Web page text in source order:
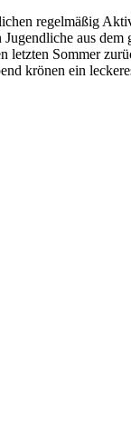
regelmäßig
aus dem
letzten Sommer
krönen ein